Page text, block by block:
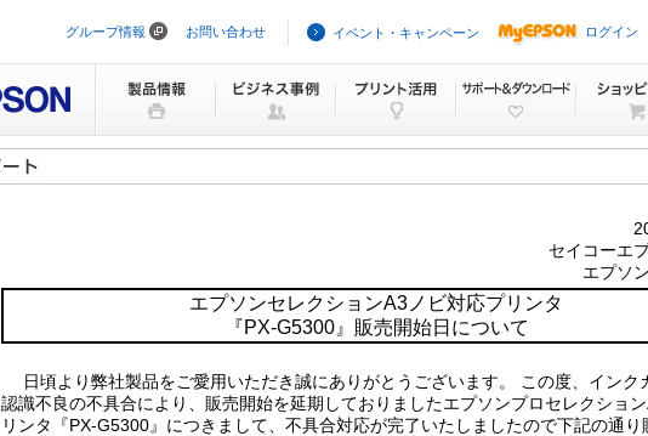
グループ情報 お問い合わせ イベント・キャンペーン ログイン
セイコーエ
エプソ
エプソンセレクションA3ノビ対応プリンタ
『PX-G5300』販売開始日について
日頃より弊社製品をご愛用いただき誠にありがとうございます。 この度、インク
認識不良の不具合により、販売開始を延期しておりましたエプソンプロセレクショ
リンタ『PX-G5300』につきまして、不具合対応が完了いたしましたので下記の通り